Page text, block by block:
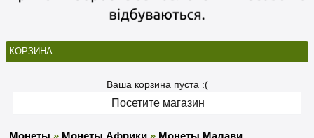
КОРЗИНА
Ваша корзина пуста :(
Посетите магазин
Монеты » Монеты Африки » Монеты Малави